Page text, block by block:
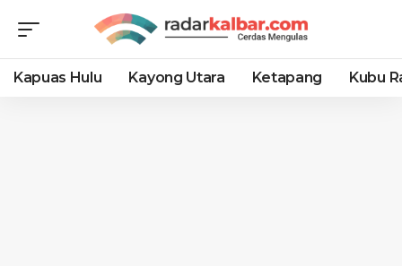
Kapuas Hulu Kayong Utara Ketapang Kubu